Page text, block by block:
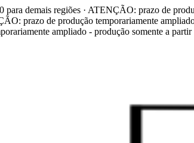
para demais regiões · ATENÇÃO: prazo de
prazo de produção temporariamente
ampliado - produção somente a